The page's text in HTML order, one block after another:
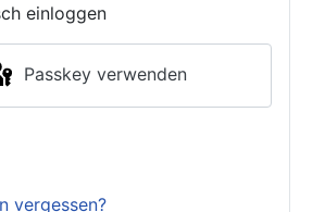
einloggen
Passkey verwenden
vergessen?